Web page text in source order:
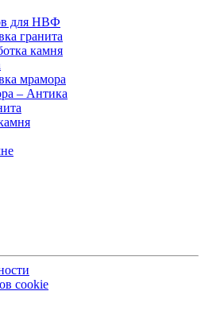
для НВФ
гранита
камня
мрамора
– Антика
cookie